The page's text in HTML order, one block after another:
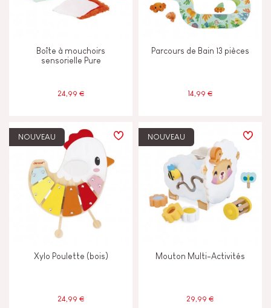
Boîte à mouchoirs
sensorielle Pure
24,99 €
Parcours de Bain 13 pièces
14,99 €
NOUVEAU
Xylo Poulette (bois)
24,99 €
NOUVEAU
Mouton Multi-Activités
29,99 €